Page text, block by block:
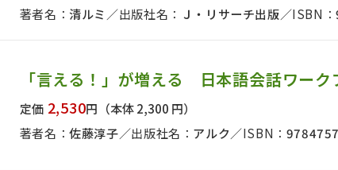
著者名： 清ルミ 出版社名： Ｊ・リサーチ出版 ISBN：
「言える！」が増える 日本語会話ワーク
定価 2,530円 （本体 2,300 円）
著者名：佐藤淳子 出版社名： アルク ISBN：